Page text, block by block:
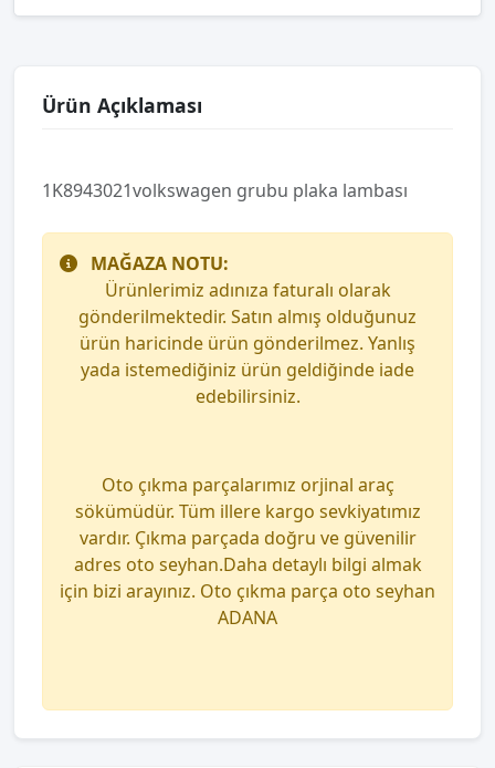
Ürün Açıklaması
1K8943021volkswagen grubu plaka lambası
MAĞAZA NOTU:
Ürünlerimiz adınıza faturalı olarak
gönderilmektedir. Satın almış olduğunuz
ürün haricinde ürün gönderilmez. Yanlış
yada istemediğiniz ürün geldiğinde iade
edebilirsiniz.
Oto çıkma parçalarımız orjinal araç
sökümüdür. Tüm illere kargo sevkiyatımız
vardır. Çıkma parçada doğru ve güvenilir
adres oto seyhan.Daha detaylı bilgi almak
için bizi arayınız. Oto çıkma parça oto seyhan
ADANA